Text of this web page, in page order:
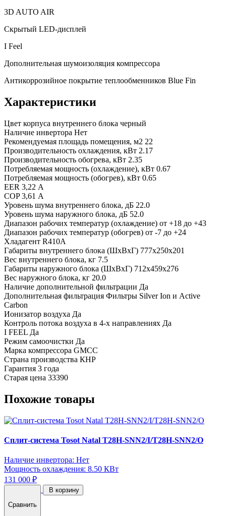
3D AUTO AIR
Скрытый LED-дисплей
I Feel
Дополнительная шумоизоляция компрессора
Антикоррозийное покрытие теплообменников Blue Fin
Характеристики
Цвет корпуса внутреннего блока черный
Наличие инвертора Нет
Рекомендуемая площадь помещения, м2 22
Производительность охлаждения, кВт 2.17
Производительность обогрева, кВт 2.35
Потребляемая мощность (охлаждение), кВт 0.67
Потребляемая мощность (обогрев), кВт 0.65
EER 3,22 А
COP 3,61 А
Уровень шума внутреннего блока, дБ 22.0
Уровень шума наружного блока, дБ 52.0
Диапазон рабочих температур (охлаждение) от +18 до +43
Диапазон рабочих температур (обогрев) от -7 до +24
Хладагент R410A
Габариты внутреннего блока (ШхВхГ) 777x250x201
Вес внутреннего блока, кг 7.5
Габариты наружного блока (ШхВхГ) 712x459x276
Вес наружного блока, кг 20.0
Наличие дополнительной фильтрации Да
Дополнительная фильтрация Фильтры Silver Ion и Active
Carbon
Ионизатор воздуха Да
Контроль потока воздуха в 4-х направлениях Да
I FEEL Да
Режим самоочистки Да
Марка компрессора GMCC
Страна производства КНР
Гарантия 3 года
Старая цена 33390
Похожие товары
Сплит-система Tosot Natal T28H-SNN2/I/T28H-SNN2/O
Наличие инвертора: Нет
Мощность охлаждения: 8.50 КВт
131 000 ₽
Сравнить
В корзину